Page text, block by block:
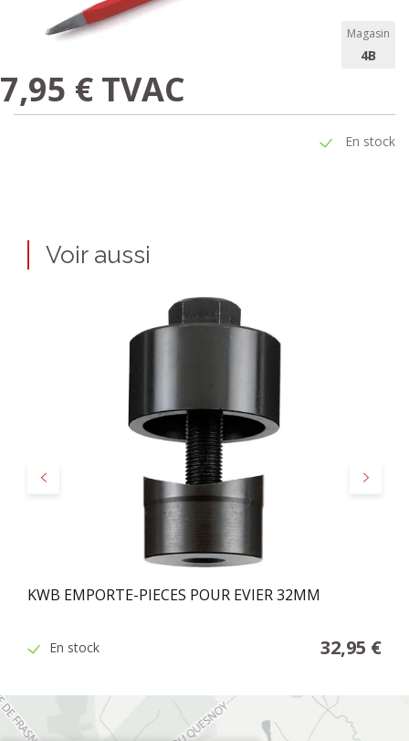
Magasin
4B
7,95 € TVAC
En stock
Voir aussi
Précédent Suivant
KWB EMPORTE-PIECES POUR EVIER 32MM
En stock 32,95 €